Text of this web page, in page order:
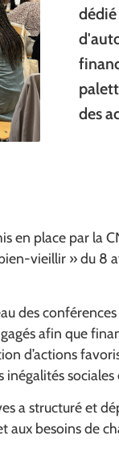
des
en place par la
vieillir » du 8
des
afin que
d’actions
a structuré et
besoins de